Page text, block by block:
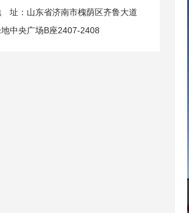
址：山东省济南市槐荫区齐鲁大道
中央广场B座2407-2408